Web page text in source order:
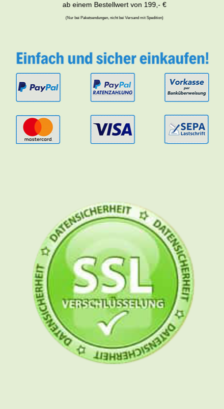
ab einem Bestellwert von 199,- €
(Nur bei Paketsendungen, nicht bei Versand mit Spedition)